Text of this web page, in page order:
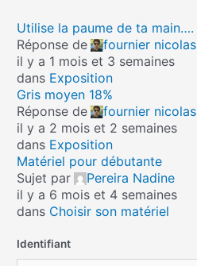
Utilise la paume de ta main….
Réponse de
fournier nicolas
il y a 1 mois et 3 semaines
dans Exposition
Gris moyen 18%
Réponse de
fournier nicolas
il y a 2 mois et 2 semaines
dans Exposition
Matériel pour débutante
Sujet par
Pereira Nadine
il y a 6 mois et 4 semaines
dans Choisir son matériel
Identifiant